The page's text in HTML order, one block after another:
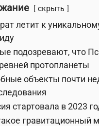
скрыть
летит к
подозревают, что
протопланеты
объекты почти
стартовала в 2023
гравитационный